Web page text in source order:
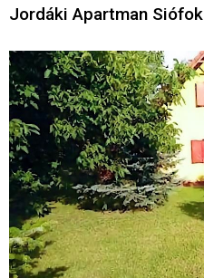
Jordáki Apartman Siófok